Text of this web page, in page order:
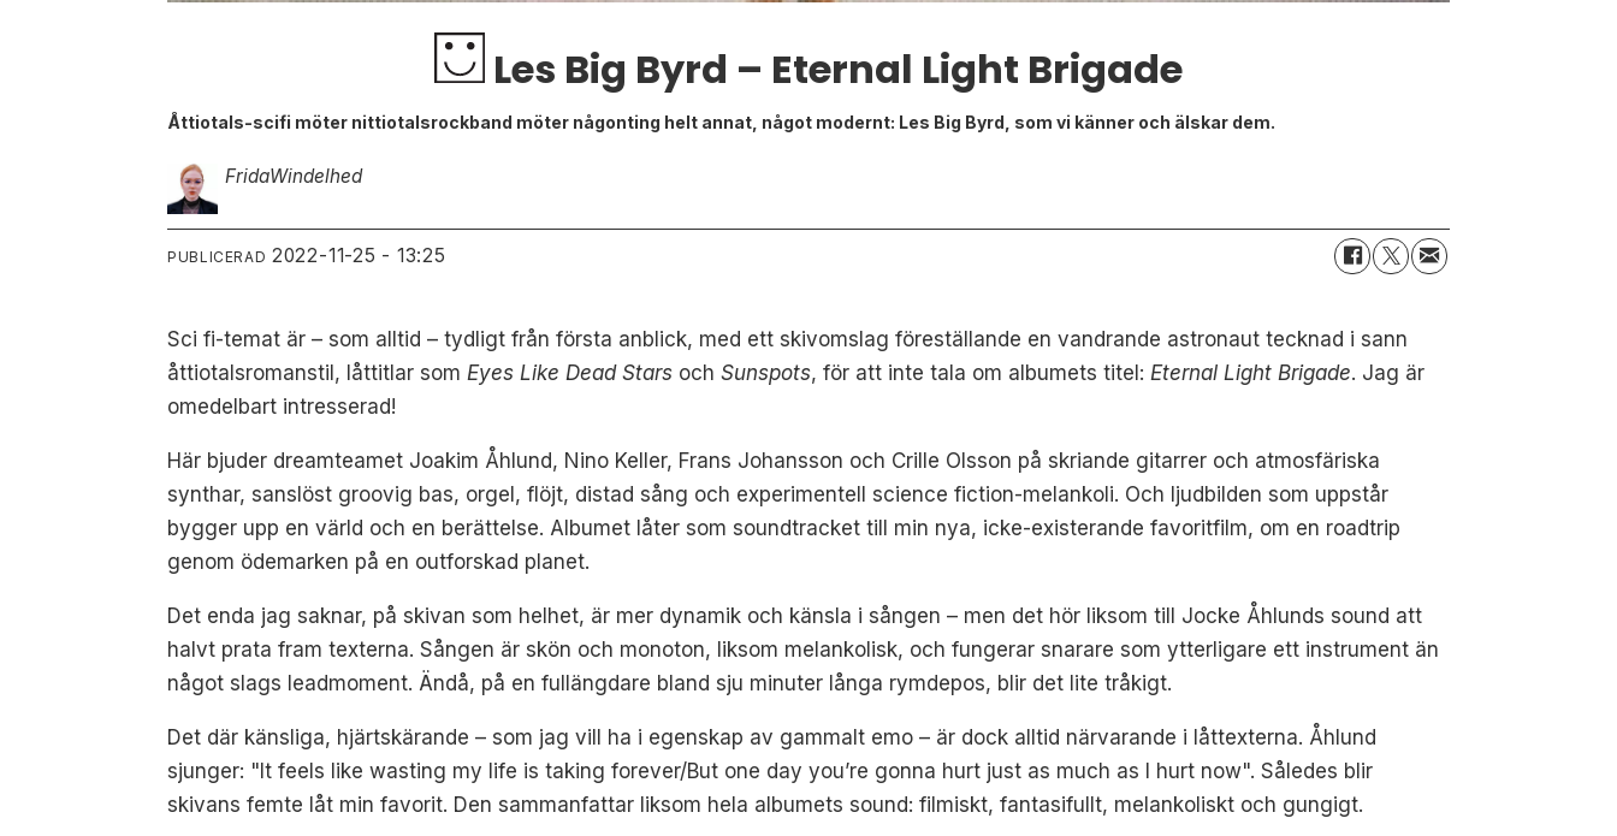
Les Big Byrd – Eternal Light Brigade
Åttiotals-scifi möter nittiotalsrockband möter någonting helt annat, något modernt: Les Big Byrd, som vi känner och älskar dem.
FridaWindelhed
PUBLICERAD 2022-11-25 - 13:25
Sci fi-temat är – som alltid – tydligt från första anblick, med ett skivomslag föreställande en vandrande astronaut tecknad i sann
åttiotalsromanstil, låttitlar somEyes Like Dead Stars ochSunspots, för att inte tala om albumets titel:Eternal Light Brigade. Jag är
omedelbart intresserad!
Här bjuder dreamteamet Joakim Åhlund, Nino Keller, Frans Johansson och Crille Olsson på skriande gitarrer och atmosfäriska
synthar, sanslöst groovig bas, orgel, flöjt, distad sång och experimentell science fiction-melankoli. Och ljudbilden som uppstår
bygger upp en värld och en berättelse. Albumet låter som soundtracket till min nya, icke-existerande favoritfilm, om en roadtrip
genom ödemarken på en outforskad planet.
Det enda jag saknar, på skivan som helhet, är mer dynamik och känsla i sången – men det hör liksom till Jocke Åhlunds sound att
halvt prata fram texterna. Sången är skön och monoton, liksom melankolisk, och fungerar snarare som ytterligare ett instrument än
något slags leadmoment. Ändå, på en fullängdare bland sju minuter långa rymdepos, blir det lite tråkigt.
Det där känsliga, hjärtskärande – som jag vill ha i egenskap av gammalt emo – är dock alltid närvarande i låttexterna. Åhlund
sjunger: "It feels like wasting my life is taking forever/But one day you’re gonna hurt just as much as I hurt now". Således blir
skivans femte låt min favorit. Den sammanfattar liksom hela albumets sound: filmiskt, fantasifullt, melankoliskt och gungigt.